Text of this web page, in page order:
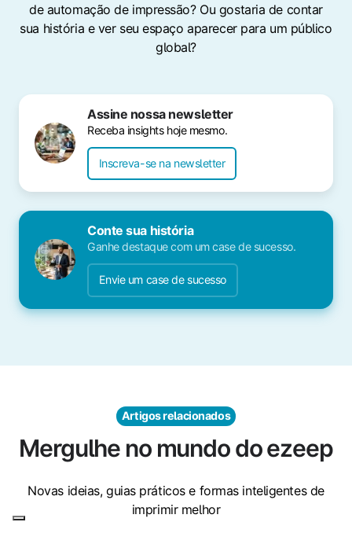
de automação de impressão? Ou gostaria de contar
sua história e ver seu espaço aparecer para um público
global?
Assine nossa newsletter
Receba insights hoje mesmo.
Inscreva-se na newsletter
Conte sua história
Ganhe destaque com um case de sucesso.
Envie um case de sucesso
Artigos relacionados
Mergulhe no mundo do ezeep
Novas ideias, guias práticos e formas inteligentes de
imprimir melhor